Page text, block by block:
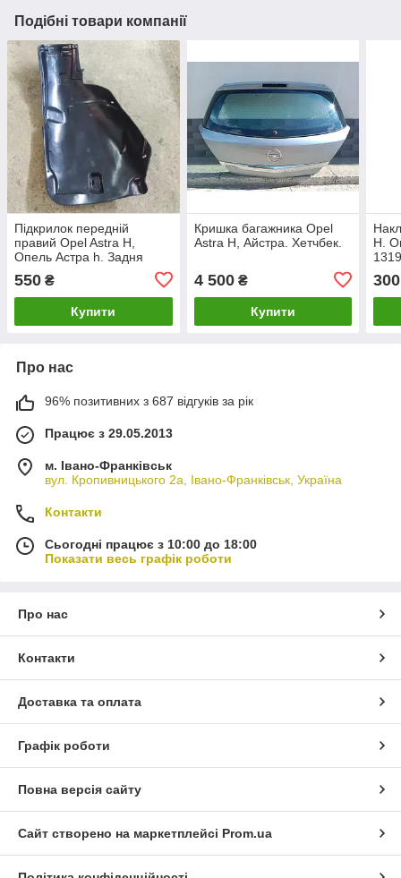
Подібні товари компанії
Підкрилок передній
правий Opel Astra H,
Опель Астра h. Задня
550 ₴
Купити
Кришка багажника Opel
Astra H, Айстра. Хетчбек.
4 500₴
Купити
H.
300
Про нас
96% позитивних з 687 відгуків за рік
Працює з 29.05.2013
м. Івано-Франківськ
вул. Кропивницького 2а, Івано-Франківськ, Україна
Контакти
Сьогодні працює з 10:00 до 18:00
Показати весь графік роботи
Про нас
Контакти
Доставка та оплата
Графік роботи
Повна версія сайту
Сайт створено на маркетплейсі Prom.ua